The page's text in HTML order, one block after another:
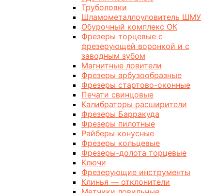
Труболовки
Шламометаллоуловитель ШМУ
Обурочный комплекс ОК
Фрезеры торцевые с
фрезерующей воронкой и с
заводным зубом
Магнитные ловители
Фрезеры арбузообразные
Фрезеры стартово-оконные
Печати свинцовые
Калибраторы расширители
Фрезеры Барракуда
Фрезеры пилотные
Райберы конусные
Фрезеры кольцевые
Фрезеры-долота торцевые
Ключи
Фрезерующие инструменты
Клинья — отклонители